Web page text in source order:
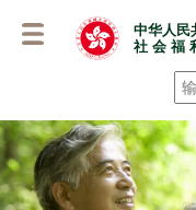
容
中华人民
社 会 福